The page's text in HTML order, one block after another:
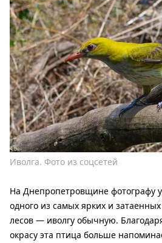
Иволга. Фото из соцсетей
На Днепропетровщине фотографу
одного из самых ярких и
лесов — иволгу обычную.
окрасу эта птица больше